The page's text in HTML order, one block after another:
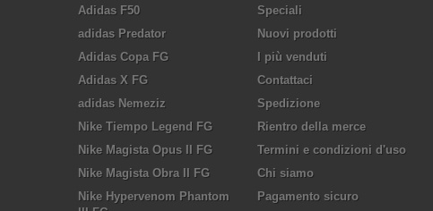
Adidas F50
adidas Predator
Adidas Copa FG
Adidas X FG
adidas Nemeziz
Nike Tiempo Legend FG
Nike Magista Opus II FG
Nike Magista Obra II FG
Nike Hypervenom Phantom
Speciali
Nuovi prodotti
I più venduti
Contattaci
Spedizione
Rientro della merce
Termini e condizioni d'uso
Chi siamo
Pagamento sicuro